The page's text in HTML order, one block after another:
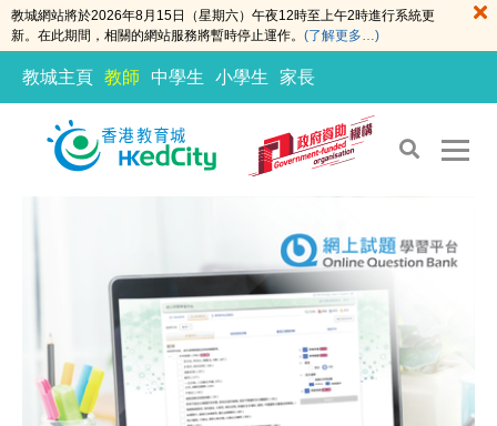
教城網站將於2026年8月15日（星期六）午夜12時至上午2時進行系統更
新。在此期間，相關的網站服務將暫時停止運作。 (了解更多…)
教城主頁 教師 中學生 小學生 家長